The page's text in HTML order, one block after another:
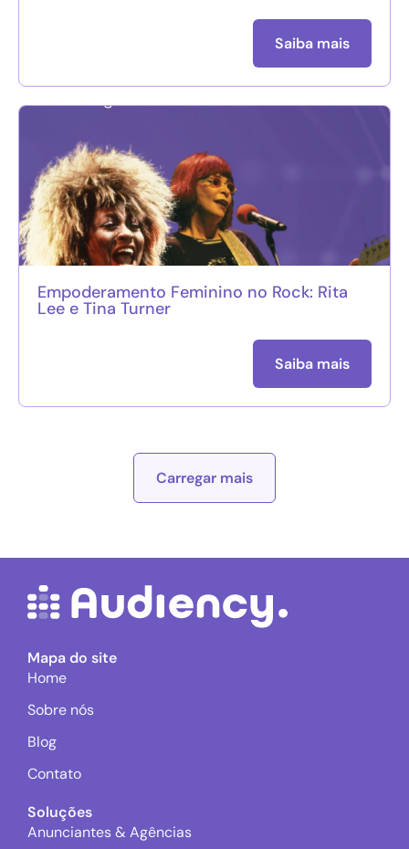
Saiba mais
Empoderamento Feminino no Rock: Rita
Lee e Tina Turner
Saiba mais
Carregar mais
Mapa do site
Home
Sobre nós
Blog
Contato
Soluções
Anunciantes & Agências